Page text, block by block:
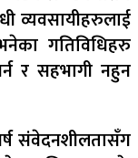
व्यवसायीहरुलाई
गतिविधिहरु
र सहभागी नहुन
संवेदनशीलतासँग